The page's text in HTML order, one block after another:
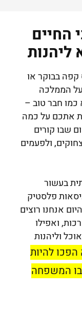
החיים
ליהנות
בבוקר או
הממלכה
חבר טוב –
אתכם על כמה
שבו קורים
ולפעמים
בעשור
פלסטיק
אנחנו רוצים
ואפילו
וליהנות
הפכו להיות
המשפחה